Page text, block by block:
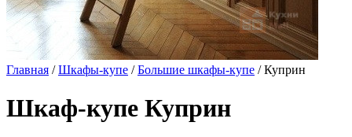
Главная /Шкафы-купе /Большие шкафы-купе / Куприн
Шкаф-купе Куприн